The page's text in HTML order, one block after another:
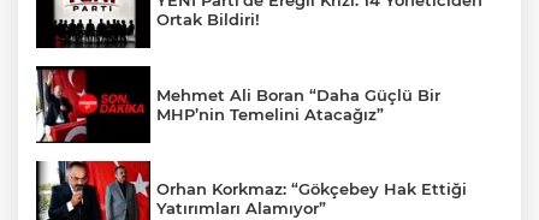
Ortak Bildiri!
Mehmet Ali Boran “Daha Güçlü Bir
MHP’nin Temelini Atacağız”
Orhan Korkmaz: “Gökçebey Hak Ettiği
Yatırımları Alamıyor”